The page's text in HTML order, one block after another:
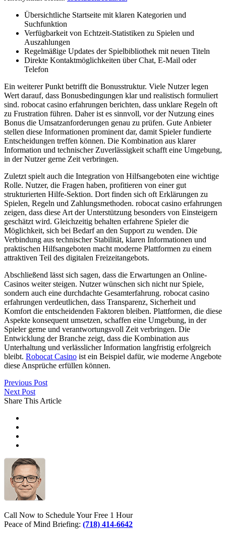
Übersichtliche Startseite mit klaren Kategorien und
Suchfunktion
Verfügbarkeit von Echtzeit-Statistiken zu Spielen und
Auszahlungen
Regelmäßige Updates der Spielbibliothek mit neuen Titeln
Direkte Kontaktmöglichkeiten über Chat, E-Mail oder
Telefon
Ein weiterer Punkt betrifft die Bonusstruktur. Viele Nutzer legen
Wert darauf, dass Bonusbedingungen klar und realistisch formuliert
sind. robocat casino erfahrungen berichten, dass unklare Regeln oft
zu Frustration führen. Daher ist es sinnvoll, vor der Nutzung eines
Bonus die Umsatzanforderungen genau zu prüfen. Gute Anbieter
stellen diese Informationen prominent dar, damit Spieler fundierte
Entscheidungen treffen können. Die Kombination aus klarer
Information und technischer Zuverlässigkeit schafft eine Umgebung,
in der Nutzer gerne Zeit verbringen.
Zuletzt spielt auch die Integration von Hilfsangeboten eine wichtige
Rolle. Nutzer, die Fragen haben, profitieren von einer gut
strukturierten Hilfe-Sektion. Dort finden sich oft Erklärungen zu
Spielen, Regeln und Zahlungsmethoden. robocat casino erfahrungen
zeigen, dass diese Art der Unterstützung besonders von Einsteigern
geschätzt wird. Gleichzeitig behalten erfahrene Spieler die
Möglichkeit, sich bei Bedarf an den Support zu wenden. Die
Verbindung aus technischer Stabilität, klaren Informationen und
praktischen Hilfsangeboten macht moderne Plattformen zu einem
attraktiven Teil des digitalen Freizeitangebots.
Abschließend lässt sich sagen, dass die Erwartungen an Online-
Casinos weiter steigen. Nutzer wünschen sich nicht nur Spiele,
sondern auch eine durchdachte Gesamterfahrung. robocat casino
erfahrungen verdeutlichen, dass Transparenz, Sicherheit und
Komfort die entscheidenden Faktoren bleiben. Plattformen, die diese
Aspekte konsequent umsetzen, schaffen eine Umgebung, in der
Spieler gerne und verantwortungsvoll Zeit verbringen. Die
Entwicklung der Branche zeigt, dass die Kombination aus
Unterhaltung und verlässlicher Information langfristig erfolgreich
bleibt. Robocat Casino ist ein Beispiel dafür, wie moderne Angebote
diese Ansprüche erfüllen können.
Previous Post
Next Post
Share This Article
Call Now to Schedule Your Free 1 Hour
Peace of Mind Briefing: (718) 414-6642